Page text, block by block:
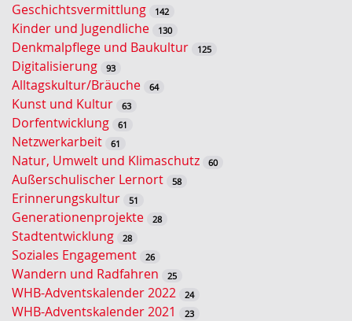
ü
s
s
e
l
w
o
r
t
-
S
u
c
h
e
Geschichtsvermittlung 142
Kinder und Jugendliche 130
Denkmalpflege und Baukultur 125
Digitalisierung 93
Alltagskultur/Bräuche 64
Kunst und Kultur 63
Dorfentwicklung 61
Netzwerkarbeit 61
Natur, Umwelt und Klimaschutz 60
Außerschulischer Lernort 58
Erinnerungskultur 51
Generationenprojekte 28
Stadtentwicklung 28
Soziales Engagement 26
Wandern und Radfahren 25
WHB-Adventskalender 2022 24
WHB-Adventskalender 2021 23